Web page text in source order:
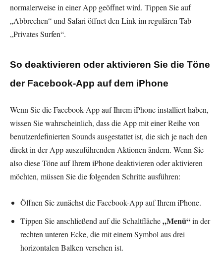
normalerweise in einer App geöffnet wird. Tippen Sie auf
„Abbrechen“ und Safari öffnet den Link im regulären Tab
„Privates Surfen“.
So deaktivieren oder aktivieren Sie die Töne
der Facebook-App auf dem iPhone
Wenn Sie die Facebook-App auf Ihrem iPhone installiert haben,
wissen Sie wahrscheinlich, dass die App mit einer Reihe von
benutzerdefinierten Sounds ausgestattet ist, die sich je nach den
direkt in der App auszuführenden Aktionen ändern. Wenn Sie
also diese Töne auf Ihrem iPhone deaktivieren oder aktivieren
möchten, müssen Sie die folgenden Schritte ausführen:
Öffnen Sie zunächst die Facebook-App auf Ihrem iPhone.
Tippen Sie anschließend auf die Schaltfläche„Menü“in der
rechten unteren Ecke, die mit einem Symbol aus drei
horizontalen Balken versehen ist.